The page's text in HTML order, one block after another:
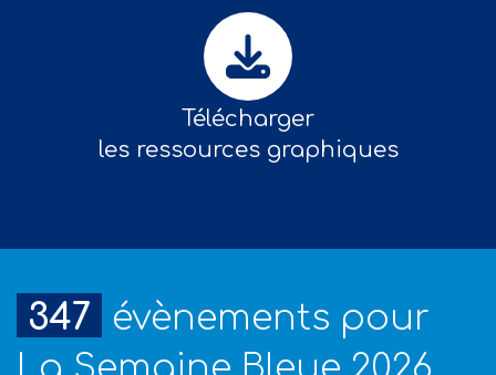
Télécharger
les ressources graphiques
347
évènements pour